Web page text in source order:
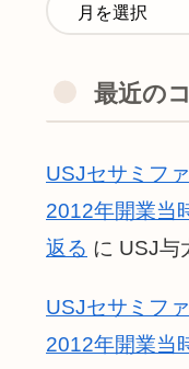
最近の
USJセサミフ
2012年開業当
返る に USJ与
USJセサミフ
2012年開業当